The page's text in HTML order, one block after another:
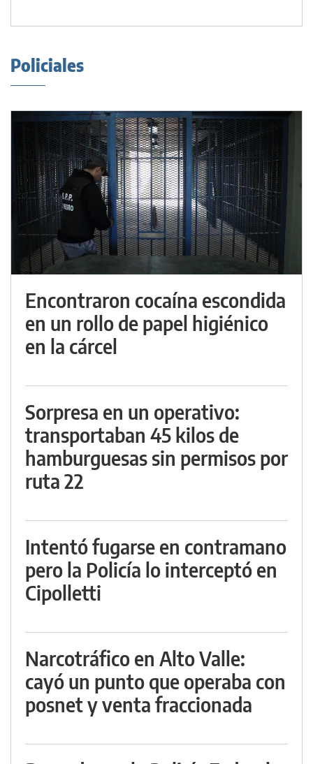
Policiales
Encontraron cocaína escondida
en un rollo de papel higiénico
en la cárcel
Sorpresa en un operativo:
transportaban 45 kilos de
hamburguesas sin permisos por
ruta 22
Intentó fugarse en contramano
pero la Policía lo interceptó en
Cipolletti
Narcotráfico en Alto Valle:
cayó un punto que operaba con
posnet y venta fraccionada